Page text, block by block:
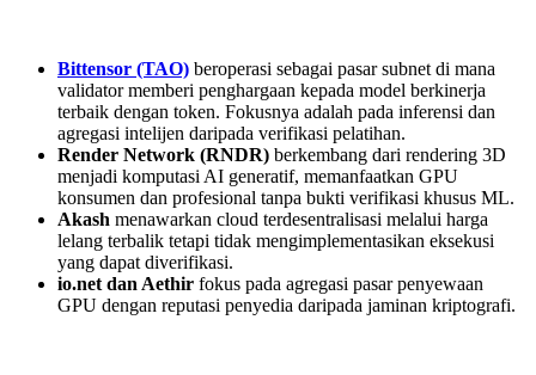
Bittensor (TAO) beroperasi sebagai pasar subnet di mana
validator memberi penghargaan kepada model berkinerja
terbaik dengan token. Fokusnya adalah pada inferensi dan
agregasi intelijen daripada verifikasi pelatihan.
Render Network (RNDR) berkembang dari rendering 3D
menjadi komputasi AI generatif, memanfaatkan GPU
konsumen dan profesional tanpa bukti verifikasi khusus ML.
Akash menawarkan cloud terdesentralisasi melalui harga
lelang terbalik tetapi tidak mengimplementasikan eksekusi
yang dapat diverifikasi.
io.net dan Aethir fokus pada agregasi pasar penyewaan
GPU dengan reputasi penyedia daripada jaminan kriptografi.